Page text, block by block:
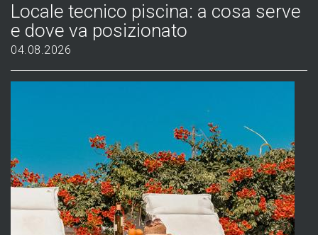
Locale tecnico piscina: a cosa serve
e dove va posizionato
04.08.2026